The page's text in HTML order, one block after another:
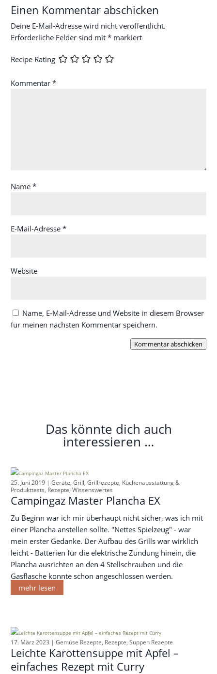
Einen Kommentar abschicken
Deine E-Mail-Adresse wird nicht veröffentlicht.
Erforderliche Felder sind mit* markiert
Recipe Rating
Kommentar*
Name*
E-Mail-Adresse*
Website
Name, E-Mail-Adresse und Website in diesem Browser
für meinen nächsten Kommentar speichern.
Kommentar abschicken
Das könnte dich auch
interessieren …
25. Juni 2019 |Geräte, Grill, Grillrezepte, Küchenausstattung &
Produkttests, Rezepte, Wissenswertes
Campingaz Master Plancha EX
Zu Beginn war ich mir überhaupt nicht sicher, was ich mit
einer Plancha anstellen sollte. "Nettes Spielzeug" - war
mein erster Gedanke. Der Aufbau des Grills war wirklich
leicht - Batterien für die elektrische Zündung hinein, die
Plancha ausrichten an den 4 Stellschrauben und die
Gasflasche konnte schon angeschlossen werden.
mehr lesen
17. März 2023 |Gemüse Rezepte, Rezepte, Suppen Rezepte
Leichte Karottensuppe mit Apfel –
einfaches Rezept mit Curry